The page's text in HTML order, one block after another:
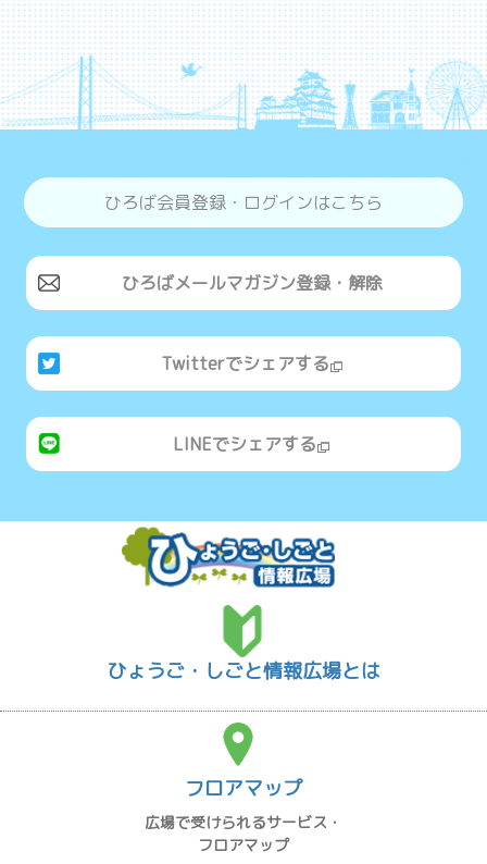
ひろば会員登録・ログインはこちら
ひろばメールマガジン登録・解除
Twitterでシェアする
LINEでシェアする
ひょうご・しごと情報広場とは
フロアマップ
広場で受けられるサービス・
フロアマップ